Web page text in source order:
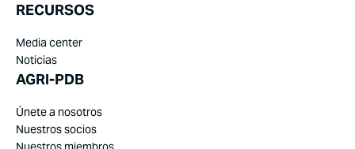
RECURSOS
Media center
Noticias
AGRI-PDB
Únete a nosotros
Nuestros socios